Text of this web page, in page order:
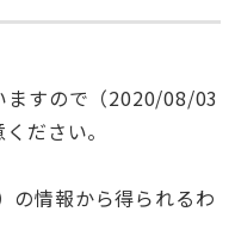
ますので（2020/08/03
ださい。
の情報から得られるわ